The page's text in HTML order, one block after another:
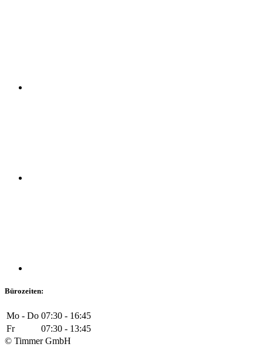
Bürozeiten:
Mo - Do 07:30 - 16:45
Fr
07:30 - 13:45
© Timmer GmbH